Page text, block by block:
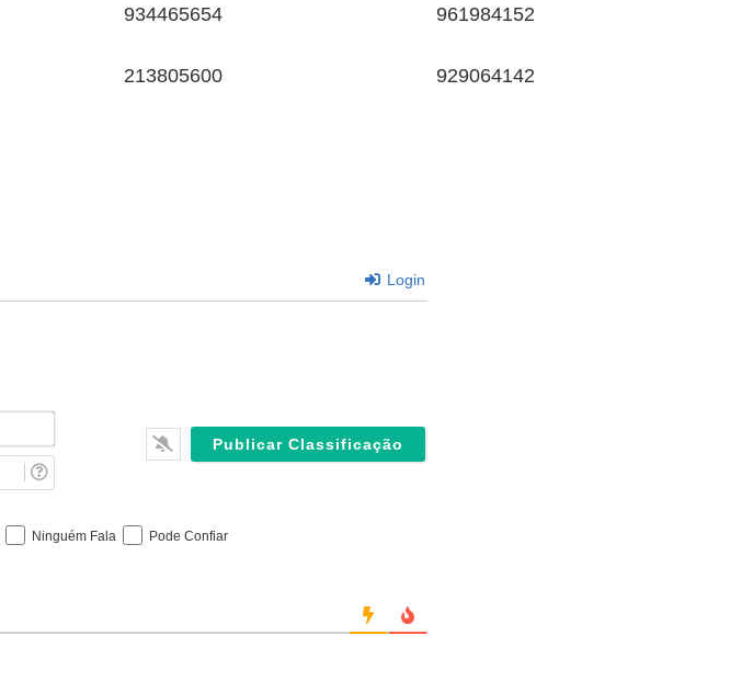
934465654 961984152
213805600 929064142
Login
N
m
l
Ninguém Fala Pode Confiar